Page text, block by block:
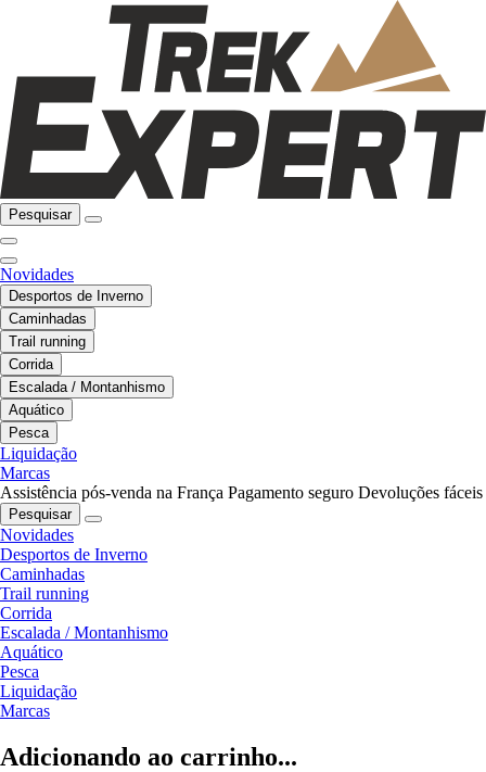
Pesquisar
Novidades
Desportos de Inverno
Caminhadas
Trail running
Corrida
Escalada / Montanhismo
Aquático
Pesca
Liquidação
Marcas
Assistência pós-venda na França Pagamento seguro Devoluções fáceis
Pesquisar
Novidades
Desportos de Inverno
Caminhadas
Trail running
Corrida
Escalada / Montanhismo
Aquático
Pesca
Liquidação
Marcas
Adicionando ao carrinho...